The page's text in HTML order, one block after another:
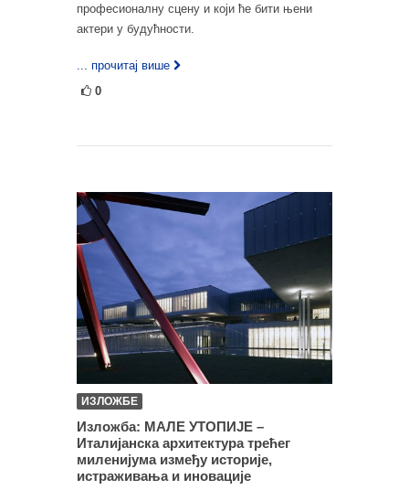
професионалну сцену и који ће бити њени
актери у будућности.
... прочитај више
0
ИЗЛОЖБЕ
Изложба: МАЛЕ УТОПИЈЕ –
Италијанска архитектура трећег
миленијума између историје,
истраживања и иновације